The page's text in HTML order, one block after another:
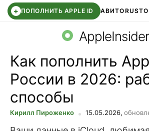
+ ПОПОЛНИТЬ APPLE ID АВИТО
СБЕР КИДС ЧАТ ROBLOXВТБ
Как пополнить
России в 2026:
способы
Кирилл Пироженко 15.05.2026,